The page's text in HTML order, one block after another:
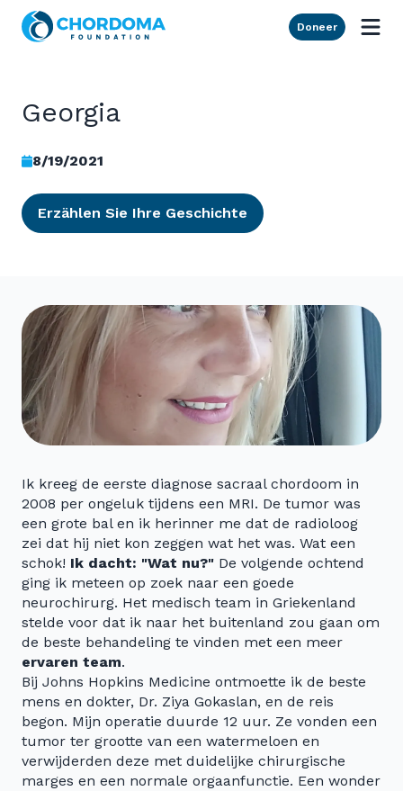
Skip to Main Content
Doneer
Georgia
8/19/2021
Erzählen Sie Ihre Geschichte
Ik kreeg de eerste diagnose sacraal chordoom in
2008 per ongeluk tijdens een MRI. De tumor was
een grote bal en ik herinner me dat de radioloog
zei dat hij niet kon zeggen wat het was. Wat een
schok! Ik dacht: "Wat nu?" De volgende ochtend
ging ik meteen op zoek naar een goede
neurochirurg. Het medisch team in Griekenland
stelde voor dat ik naar het buitenland zou gaan om
de beste behandeling te vinden met een meer
ervaren team.
Bij Johns Hopkins Medicine ontmoette ik de beste
mens en dokter, Dr. Ziya Gokaslan, en de reis
begon. Mijn operatie duurde 12 uur. Ze vonden een
tumor ter grootte van een watermeloen en
verwijderden deze met duidelijke chirurgische
marges en een normale orgaanfunctie. Een wonder